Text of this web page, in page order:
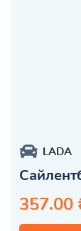
LADA
357.00